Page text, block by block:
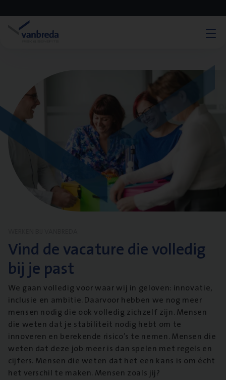
Vind de vacature die volledig
bij je past
We gaan volledig voor waar wij in geloven: innovatie,
inclusie en ambitie. Daarvoor hebben we nog meer
mensen nodig die ook volledig zichzelf zijn. Mensen
die weten dat je stabiliteit nodig hebt om te
innoveren en berekende risico’s te nemen. Mensen die
weten dat deze job meer is dan spelen met regels en
cijfers. Mensen die weten dat het een kans is om écht
het verschil te maken. Mensen zoals jij?